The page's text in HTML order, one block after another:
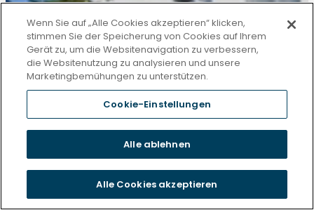
Wenn Sie auf „Alle Cookies akzeptieren“ klicken,
stimmen Sie der Speicherung von Cookies auf Ihrem
Gerät zu, um die Websitenavigation zu verbessern,
die Websitenutzung zu analysieren und unsere
Marketingbemühungen zu unterstützen.
Cookie-Einstellungen
Alle ablehnen
Alle Cookies akzeptieren